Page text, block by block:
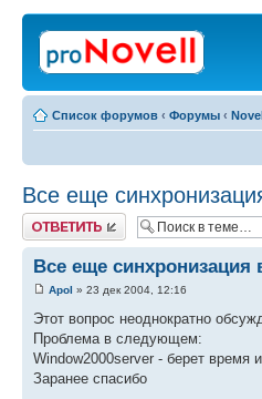
Список форумов ‹ Форумы ‹
Все еще
Ответить
Все еще синхронизация
Apol » 23 дек 2004, 12:16
Этот вопрос неоднократно
Проблема в следующем:
Window2000server - берет время
Заранее спасибо